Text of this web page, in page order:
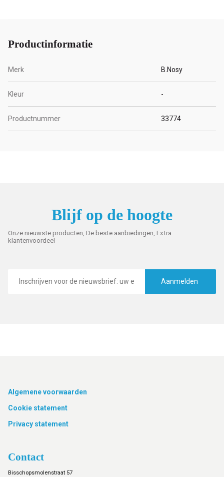
Productinformatie
Merk B.Nosy
Kleur -
Productnummer 33774
Blijf op de hoogte
Onze nieuwste producten, De beste aanbiedingen, Extra
klantenvoordeel
mailadres
Aanmelden
Footer
Algemene voorwaarden
Cookie statement
Privacy statement
Contact
Bisschopsmolenstraat 57